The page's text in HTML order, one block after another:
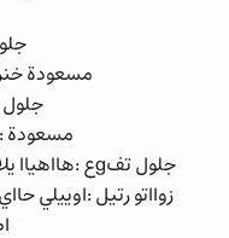
مسعودة
مسعودة
جلول تفgع :هااهياا يلااه اااعئ اااهيئ بغيييت مااماا...😢
زوااتو رتيل :اوييلي